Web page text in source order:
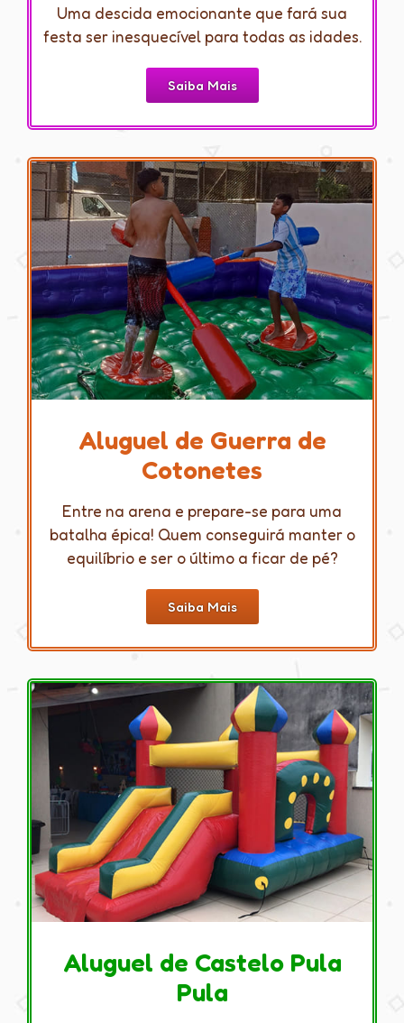
Uma descida emocionante que fará sua
festa ser inesquecível para todas as idades.
Saiba Mais
Aluguel de Guerra de
Cotonetes
Entre na arena e prepare-se para uma
batalha épica! Quem conseguirá manter o
equilíbrio e ser o último a ficar de pé?
Saiba Mais
Aluguel de Castelo Pula
Pula